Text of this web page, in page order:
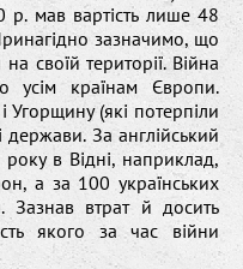
мав вартість лише 48
зазначимо, що
своїй території. Війна
усім країнам Європи.
Угорщину (які потерпіли
держави. За англійський
в Відні, наприклад,
а за 100 українських
втрат й досить
якого за час війни